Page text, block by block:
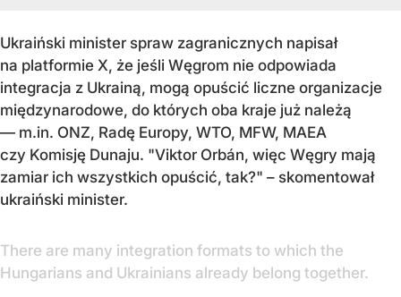
Ukraiński minister spraw zagranicznych napisał
na platformie X, że jeśli Węgrom nie odpowiada
integracja z Ukrainą, mogą opuścić liczne organizacje
międzynarodowe, do których oba kraje już należą
— m.in. ONZ, Radę Europy, WTO, MFW, MAEA
czy Komisję Dunaju. "Viktor Orbán, więc Węgry mają
zamiar ich wszystkich opuścić, tak?" – skomentował
ukraiński minister.
There are many integration formats to which the
Hungarians and Ukrainians already belong together.